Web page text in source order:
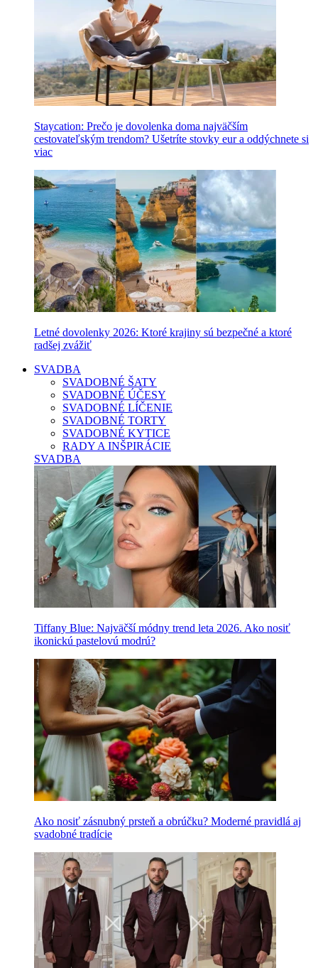
Staycation: Prečo je dovolenka doma najväčším
cestovateľským trendom? Ušetríte stovky eur a oddýchnete si
viac
Letné dovolenky 2026: Ktoré krajiny sú bezpečné a ktoré
radšej zvážiť
SVADBA
SVADOBNÉ ŠATY
SVADOBNÉ ÚČESY
SVADOBNÉ LÍČENIE
SVADOBNÉ TORTY
SVADOBNÉ KYTICE
RADY A INŠPIRÁCIE
SVADBA
Tiffany Blue: Najväčší módny trend leta 2026. Ako nosiť
ikonickú pastelovú modrú?
Ako nosiť zásnubný prsteň a obrúčku? Moderné pravidlá aj
svadobné tradície